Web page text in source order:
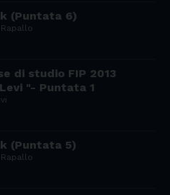
(Puntata 6)
di studio FIP 2013
"- Puntata 1
(Puntata 5)